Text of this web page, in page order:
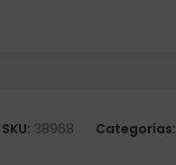
SKU: 38968 Categorías: